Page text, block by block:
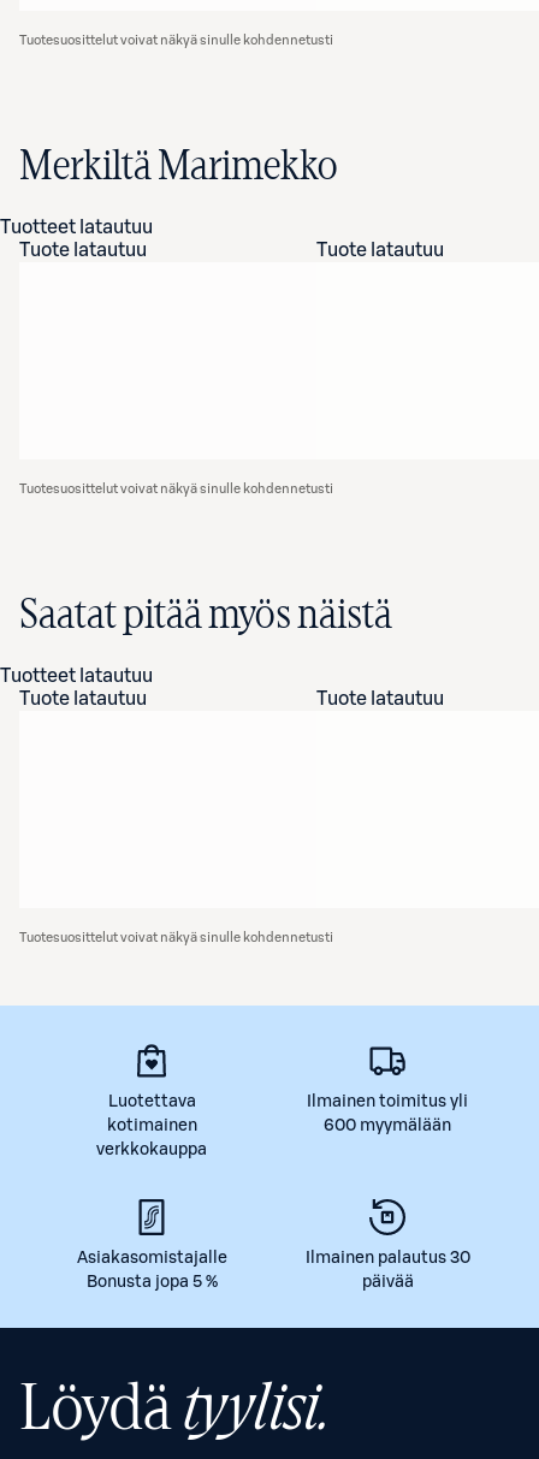
Tuotesuosittelut voivat näkyä sinulle kohdennetusti
Merkiltä Marimekko
Tuotteet latautuu
Tuote latautuu
Tuote latautuu
Tuotesuosittelut voivat näkyä sinulle kohdennetusti
Saatat pitää myös näistä
Tuotteet latautuu
Tuote latautuu
Tuote latautuu
Tuotesuosittelut voivat näkyä sinulle kohdennetusti
Luotettava
kotimainen
verkkokauppa
Ilmainen toimitus yli
600 myymälään
Asiakasomistajalle
Bonusta jopa 5 %
Ilmainen palautus 30
päivää
Löydätyylisi.